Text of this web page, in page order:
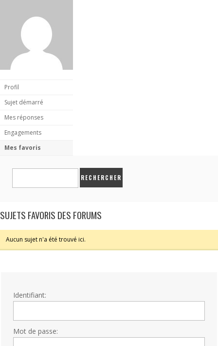
Profil
Sujet démarré
Mes réponses
Engagements
Mes favoris
SUJETS FAVORIS DES FORUMS
Aucun sujet n'a été trouvé ici.
Identifiant:
Mot de passe: